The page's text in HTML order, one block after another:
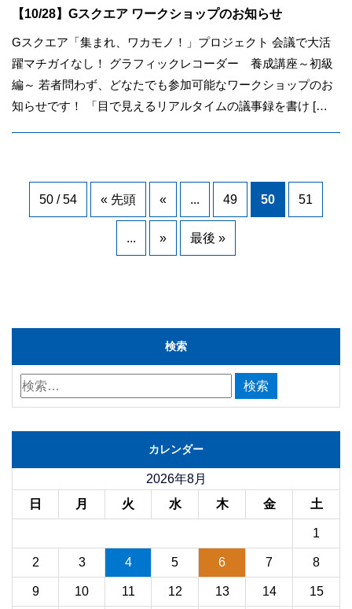
【10/28】Gスクエア ワークショップのお知らせ
Gスクエア「集まれ、ワカモノ！」プロジェクト 会議で大活
躍マチガイなし！ グラフィックレコーダー 養成講座～初級
編～ 若者問わず、どなたでも参加可能なワークショップのお
知らせです！ 「目で見えるリアルタイムの議事録を書け […
50 / 54 « 先頭 « ... 49 50 51
... » 最後 »
検索
カレンダー
2026年8月
日
月 火 水 木 金 土
1
2 3 4 5 6 7 8
9 10 11 12 13 14 15